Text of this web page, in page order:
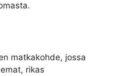
matkakohde, jossa
rikas